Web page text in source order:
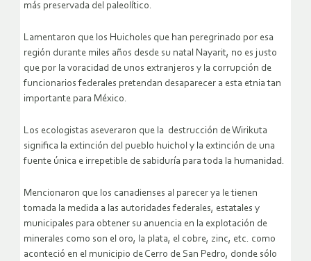
más preservada del paleolítico.
Lamentaron que los Huicholes que han peregrinado por esa
región durante miles años desde su natal Nayarit, no es justo
que por la voracidad de unos extranjeros y la corrupción de
funcionarios federales pretendan desaparecer a esta etnia tan
importante para México.
Los ecologistas aseveraron que la destrucción de Wirikuta
significa la extinción del pueblo huichol y la extinción de una
fuente única e irrepetible de sabiduría para toda la humanidad.
Mencionaron que los canadienses al parecer ya le tienen
tomada la medida a las autoridades federales, estatales y
municipales para obtener su anuencia en la explotación de
minerales como son el oro, la plata, el cobre, zinc, etc. como
aconteció en el municipio de Cerro de San Pedro, donde sólo